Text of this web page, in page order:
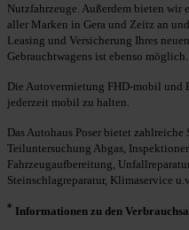
Nutzfahrzeuge. Außerdem bieten wir
aller Marken in Gera und Zeitz an
Leasing und Versicherung Ihres
Gebrauchtwagens ist ebenso möglich.
Die Autovermietung FHD-mobil und
jederzeit mobil zu halten.
Das Autohaus Poser bietet
Teiluntersuchung Abgas,
Fahrzeugaufbereitung,
Steinschlagreparatur, Klimaservice
* Informationen zu den